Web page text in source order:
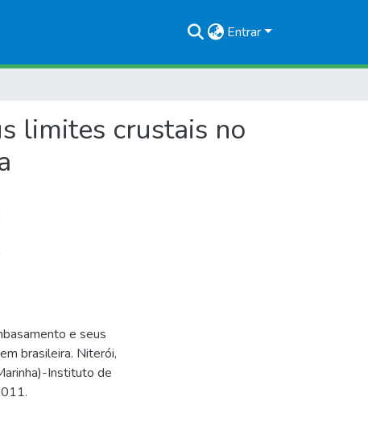
Entrar
limites crustais no
e seus
brasileira. Niterói,
Instituto de